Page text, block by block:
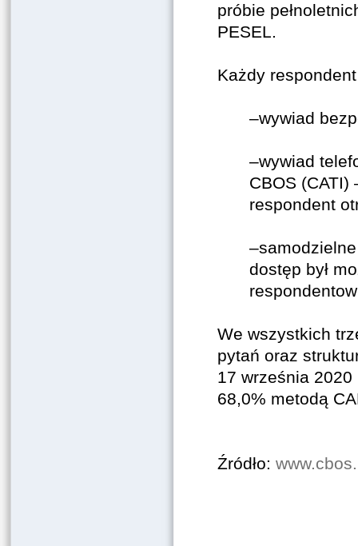
próbie
PESEL.
Każdy
–wywiad
–wywiad
CBOS (CATI)
respondent
dostęp był
We wszystkich
pytań oraz
17 września
68,0% metodą
Źródło: